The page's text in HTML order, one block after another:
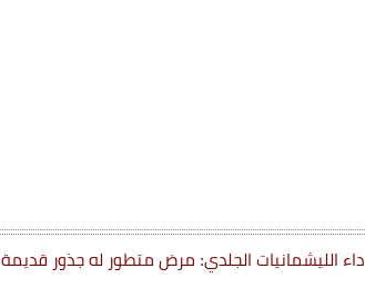
داء الليشمانيات الجلدي: مرض متطور له جذور قديمة